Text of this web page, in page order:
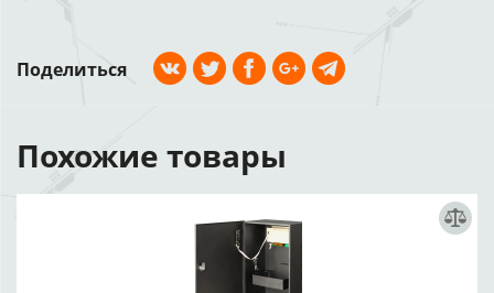
Поделиться
Похожие товары